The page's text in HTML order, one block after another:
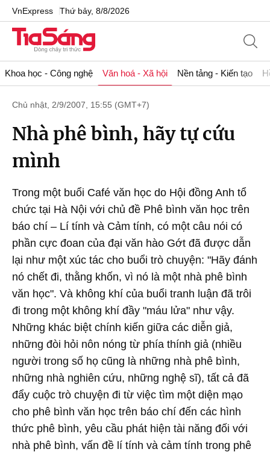
VnExpress Thứ bảy, 8/8/2026
Khoa học - Công nghệ Văn hoá - Xã hội Nền tảng - Kiến tạo
Chủ nhật, 2/9/2007, 15:55 (GMT+7)
Nhà phê bình, hãy tự cứu
mình
Trong một buổi Café văn học do Hội đồng Anh tổ
chức tại Hà Nội với chủ đề Phê bình văn học trên
báo chí – Lí tính và Cảm tính, có một câu nói có
phần cực đoan của đại văn hào Gớt đã được dẫn
lại như một xúc tác cho buổi trò chuyện: "Hãy đánh
nó chết đi, thằng khốn, vì nó là một nhà phê bình
văn học". Và không khí của buổi tranh luận đã trôi
đi trong một không khí đầy "máu lửa" như vậy.
Những khác biệt chính kiến giữa các diễn giả,
những đòi hỏi nôn nóng từ phía thính giả (nhiều
người trong số họ cũng là những nhà phê bình,
những nhà nghiên cứu, những nghệ sĩ), tất cả đã
đẩy cuộc trò chuyện đi từ việc tìm một diện mạo
cho phê bình văn học trên báo chí đến các hình
thức phê bình, yêu cầu phát hiện tài năng đối với
nhà phê bình, vấn đề lí tính và cảm tính trong phê